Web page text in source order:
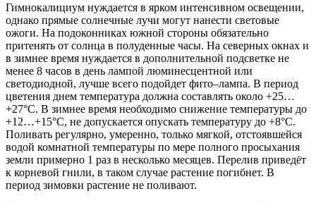
Гимнокалициум нуждается в ярком интенсивном освещении,
однако прямые солнечные лучи могут нанести световые
ожоги. На подоконниках южной стороны обязательно
притенять от солнца в полуденные часы. На северных окнах и
в зимнее время нуждается в дополнительной подсветке не
менее 8 часов в день лампой люминесцентной или
светодиодной, лучше всего подойдет фито–лампа. В период
цветения днем температура должна составлять около +25…
+27°С. В зимнее время необходимо снижение температуры до
+12…+15°C, не допускается опускать температуру до +8°C.
Поливать регулярно, умеренно, только мягкой, отстоявшейся
водой комнатной температуры по мере полного просыхания
земли примерно 1 раз в несколько месяцев. Перелив приведёт
к корневой гнили, в таком случае растение погибнет. В
период зимовки растение не поливают.